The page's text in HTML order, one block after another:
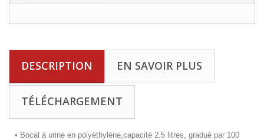
DESCRIPTION EN SAVOIR PLUS
TÉLÉCHARGEMENT
• Bocal à urine en polyéthylène,capacité 2.5 litres, gradué par 100